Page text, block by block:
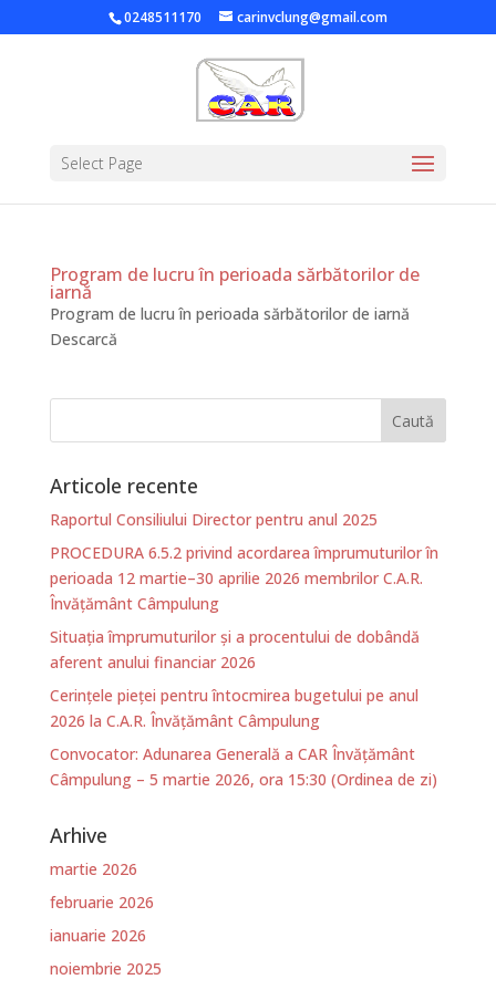
0248511170 carinvclung@gmail.com
Select Page
Program de lucru în perioada sărbătorilor de
iarnă
Program de lucru în perioada sărbătorilor de iarnă
Descarcă
Articole recente
Raportul Consiliului Director pentru anul 2025
PROCEDURA 6.5.2 privind acordarea împrumuturilor în
perioada 12 martie–30 aprilie 2026 membrilor C.A.R.
Învățământ Câmpulung
Situația împrumuturilor și a procentului de dobândă
aferent anului financiar 2026
Cerințele pieței pentru întocmirea bugetului pe anul
2026 la C.A.R. Învățământ Câmpulung
Convocator: Adunarea Generală a CAR Învățământ
Câmpulung – 5 martie 2026, ora 15:30 (Ordinea de zi)
Arhive
martie 2026
februarie 2026
ianuarie 2026
noiembrie 2025